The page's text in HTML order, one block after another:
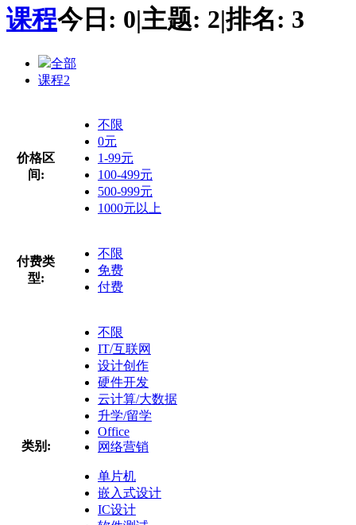
课程今日: 0|主题: 2|排名: 3
全部
课程2
价格区
间:
不限
0元
1-99元
100-499元
500-999元
1000元以上
付费类
型:
不限
免费
付费
类别:
不限
IT/互联网
设计创作
硬件开发
云计算/大数据
升学/留学
Office
网络营销
单片机
嵌入式设计
IC设计